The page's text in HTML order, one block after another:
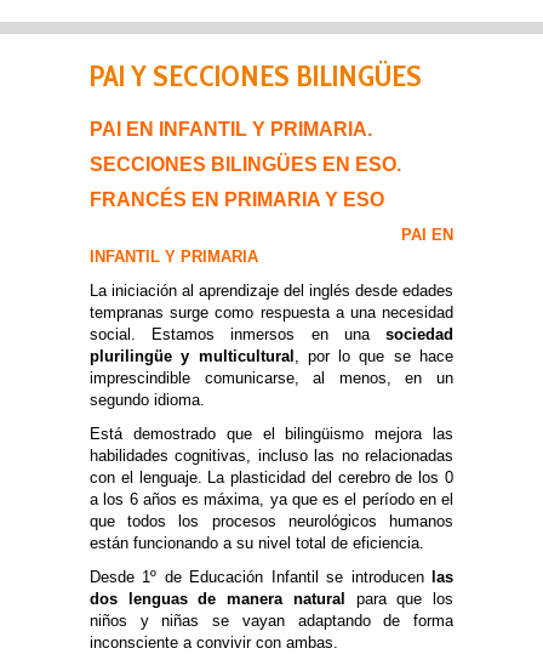
PAI Y SECCIONES BILINGÜES
PAI EN INFANTIL Y PRIMARIA.
SECCIONES BILINGÜES EN ESO.
FRANCÉS EN PRIMARIA Y ESO
PAI EN
INFANTIL Y PRIMARIA
La iniciación al aprendizaje del inglés desde edades
tempranas surge como respuesta a una necesidad
social. Estamos inmersos en una sociedad
plurilingüe y multicultural , por lo que se hace
imprescindible comunicarse, al menos, en un
segundo idioma.
Está demostrado que el bilingüismo mejora las
habilidades cognitivas, incluso las no relacionadas
con el lenguaje. La plasticidad del cerebro de los 0
a los 6 años es máxima, ya que es el período en el
que todos los procesos neurológicos humanos
están funcionando a su nivel total de eficiencia.
Desde 1º de Educación Infantil se introducen
las
dos lenguas de manera natural
para que los
niños y niñas se vayan adaptando de forma
inconsciente a convivir con ambas.